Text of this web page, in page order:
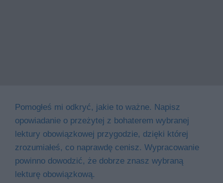
Pomogłeś mi odkryć, jakie to ważne. Napisz
opowiadanie o przeżytej z bohaterem wybranej
lektury obowiązkowej przygodzie, dzięki której
zrozumiałeś, co naprawdę cenisz. Wypracowanie
powinno dowodzić, że dobrze znasz wybraną
lekturę obowiązkową.